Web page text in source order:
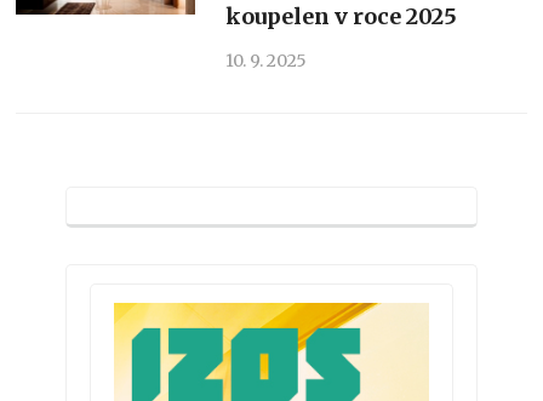
koupelen v roce 2025
10. 9. 2025